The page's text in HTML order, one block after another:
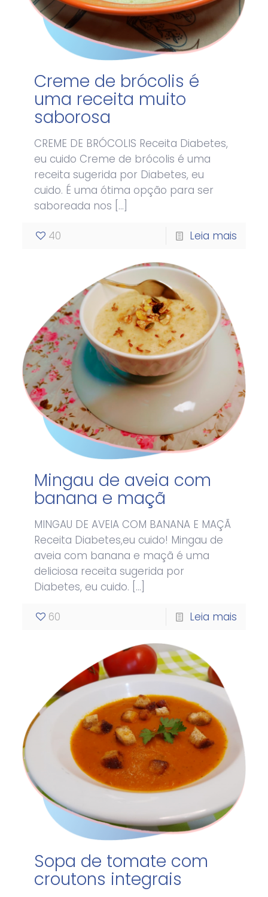
Creme de brócolis é
uma receita muito
saborosa
CREME DE BRÓCOLIS Receita Diabetes,
eu cuido Creme de brócolis é uma
receita sugerida por Diabetes, eu
cuido. É uma ótima opção para ser
saboreada nos […]
40 Leia mais
Mingau de aveia com
banana e maçã
MINGAU DE AVEIA COM BANANA E MAÇÃ
Receita Diabetes,eu cuido! Mingau de
aveia com banana e maçã é uma
deliciosa receita sugerida por
Diabetes, eu cuido. […]
60 Leia mais
Sopa de tomate com
croutons integrais